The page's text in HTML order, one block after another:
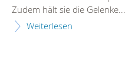
Zudem hält sie die Gelenke...
Weiterlesen